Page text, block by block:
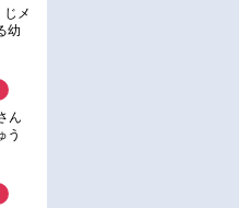
じメ
幼
ん
ん
う